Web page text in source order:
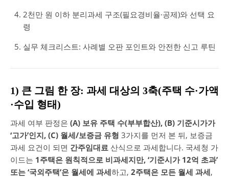
2천만 원 이하 분리과세 구조(필요경비율·공제)와 선택 요
령
실무 체크리스트: 사례별 오판 포인트와 안전한 신고 루틴
1) 큰 그림 한 장: 과세 대상의 3축(주택 수·가액
·수입 형태)
과세 여부 판정은 (A) 보유 주택 수(부부합산), (B) 기준시가가
‘고가’인지, (C) 월세/보증금 유형 3가지를 먼저 본 뒤, 보증금
과세 요건이 되면 간주임대료 산식으로 과세합니다. 국세청 가
이드는 1주택은 원칙적으로 비과세지만, ‘기준시가 12억 초과’
또는 ‘국외주택’은 월세에 과세하고, 2주택은 모든 월세 과세,